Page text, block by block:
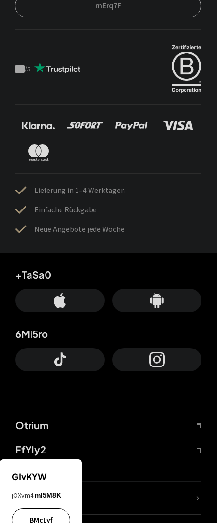
mErq7F
Trustpilot
/5
Lieferung in 1–4 Werktagen
Einfache Rückgabe
Neue Angebote jede Woche
Otrium
FfYIy2
+TaSa0
6Mi5ro
DDcvSo
GIvKYW
jOXvm4 mI5M8K
BMcLyf